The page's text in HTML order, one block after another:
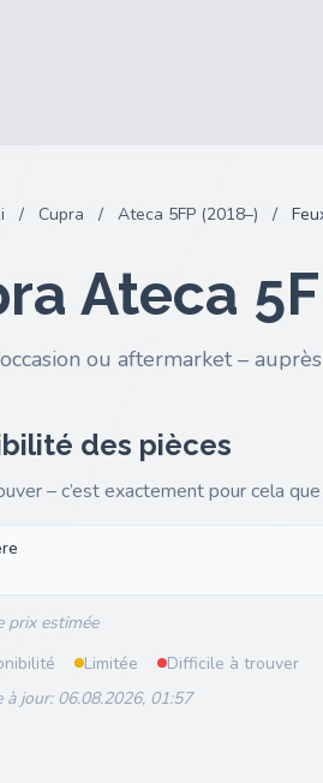
/ Cupra / Ateca 5FP (2018–) /
Ateca
ou aftermarket –
des pièces
– c’est exactement pour cela
prix estimée
Limitée
Difficile à trouver
à jour: 06.08.2026, 01:57